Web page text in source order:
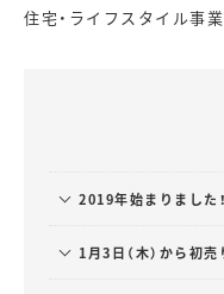
住宅・ライフスタイル事
2019年始まりました！
1月3日（木）から初